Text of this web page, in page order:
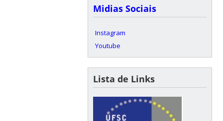
Midias Sociais
Instagram
Youtube
Lista de Links